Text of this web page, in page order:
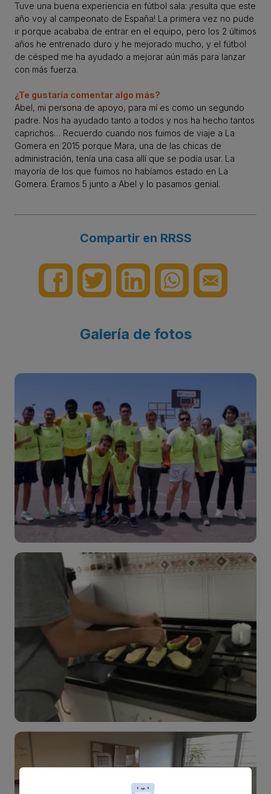
Tuve una buena experiencia en fútbol sala: ¡resulta que este
año voy al campeonato de España! La primera vez no pude
ir porque acababa de entrar en el equipo, pero los 2 últimos
años he entrenado duro y he mejorado mucho, y el fútbol
de césped me ha ayudado a mejorar aún más para lanzar
con más fuerza.
¿Te gustaría comentar algo más?
Abel, mi persona de apoyo, para mí es como un segundo
padre. Nos ha ayudado tanto a todos y nos ha hecho tantos
caprichos… Recuerdo cuando nos fuimos de viaje a La
Gomera en 2015 porque Mara, una de las chicas de
administración, tenía una casa allí que se podía usar. La
mayoría de los que fuimos no habíamos estado en La
Gomera. Éramos 5 junto a Abel y lo pasamos genial.
Compartir en RRSS
Galería de fotos